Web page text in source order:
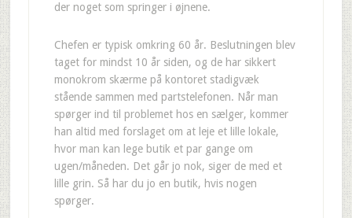
der noget som springer i øjnene.
Chefen er typisk omkring 60 år. Beslutningen blev
taget for mindst 10 år siden, og de har sikkert
monokrom skærme på kontoret stadigvæk
stående sammen med partstelefonen. Når man
spørger ind til problemet hos en sælger, kommer
han altid med forslaget om at leje et lille lokale,
hvor man kan lege butik et par gange om
ugen/måneden. Det går jo nok, siger de med et
lille grin. Så har du jo en butik, hvis nogen
spørger.